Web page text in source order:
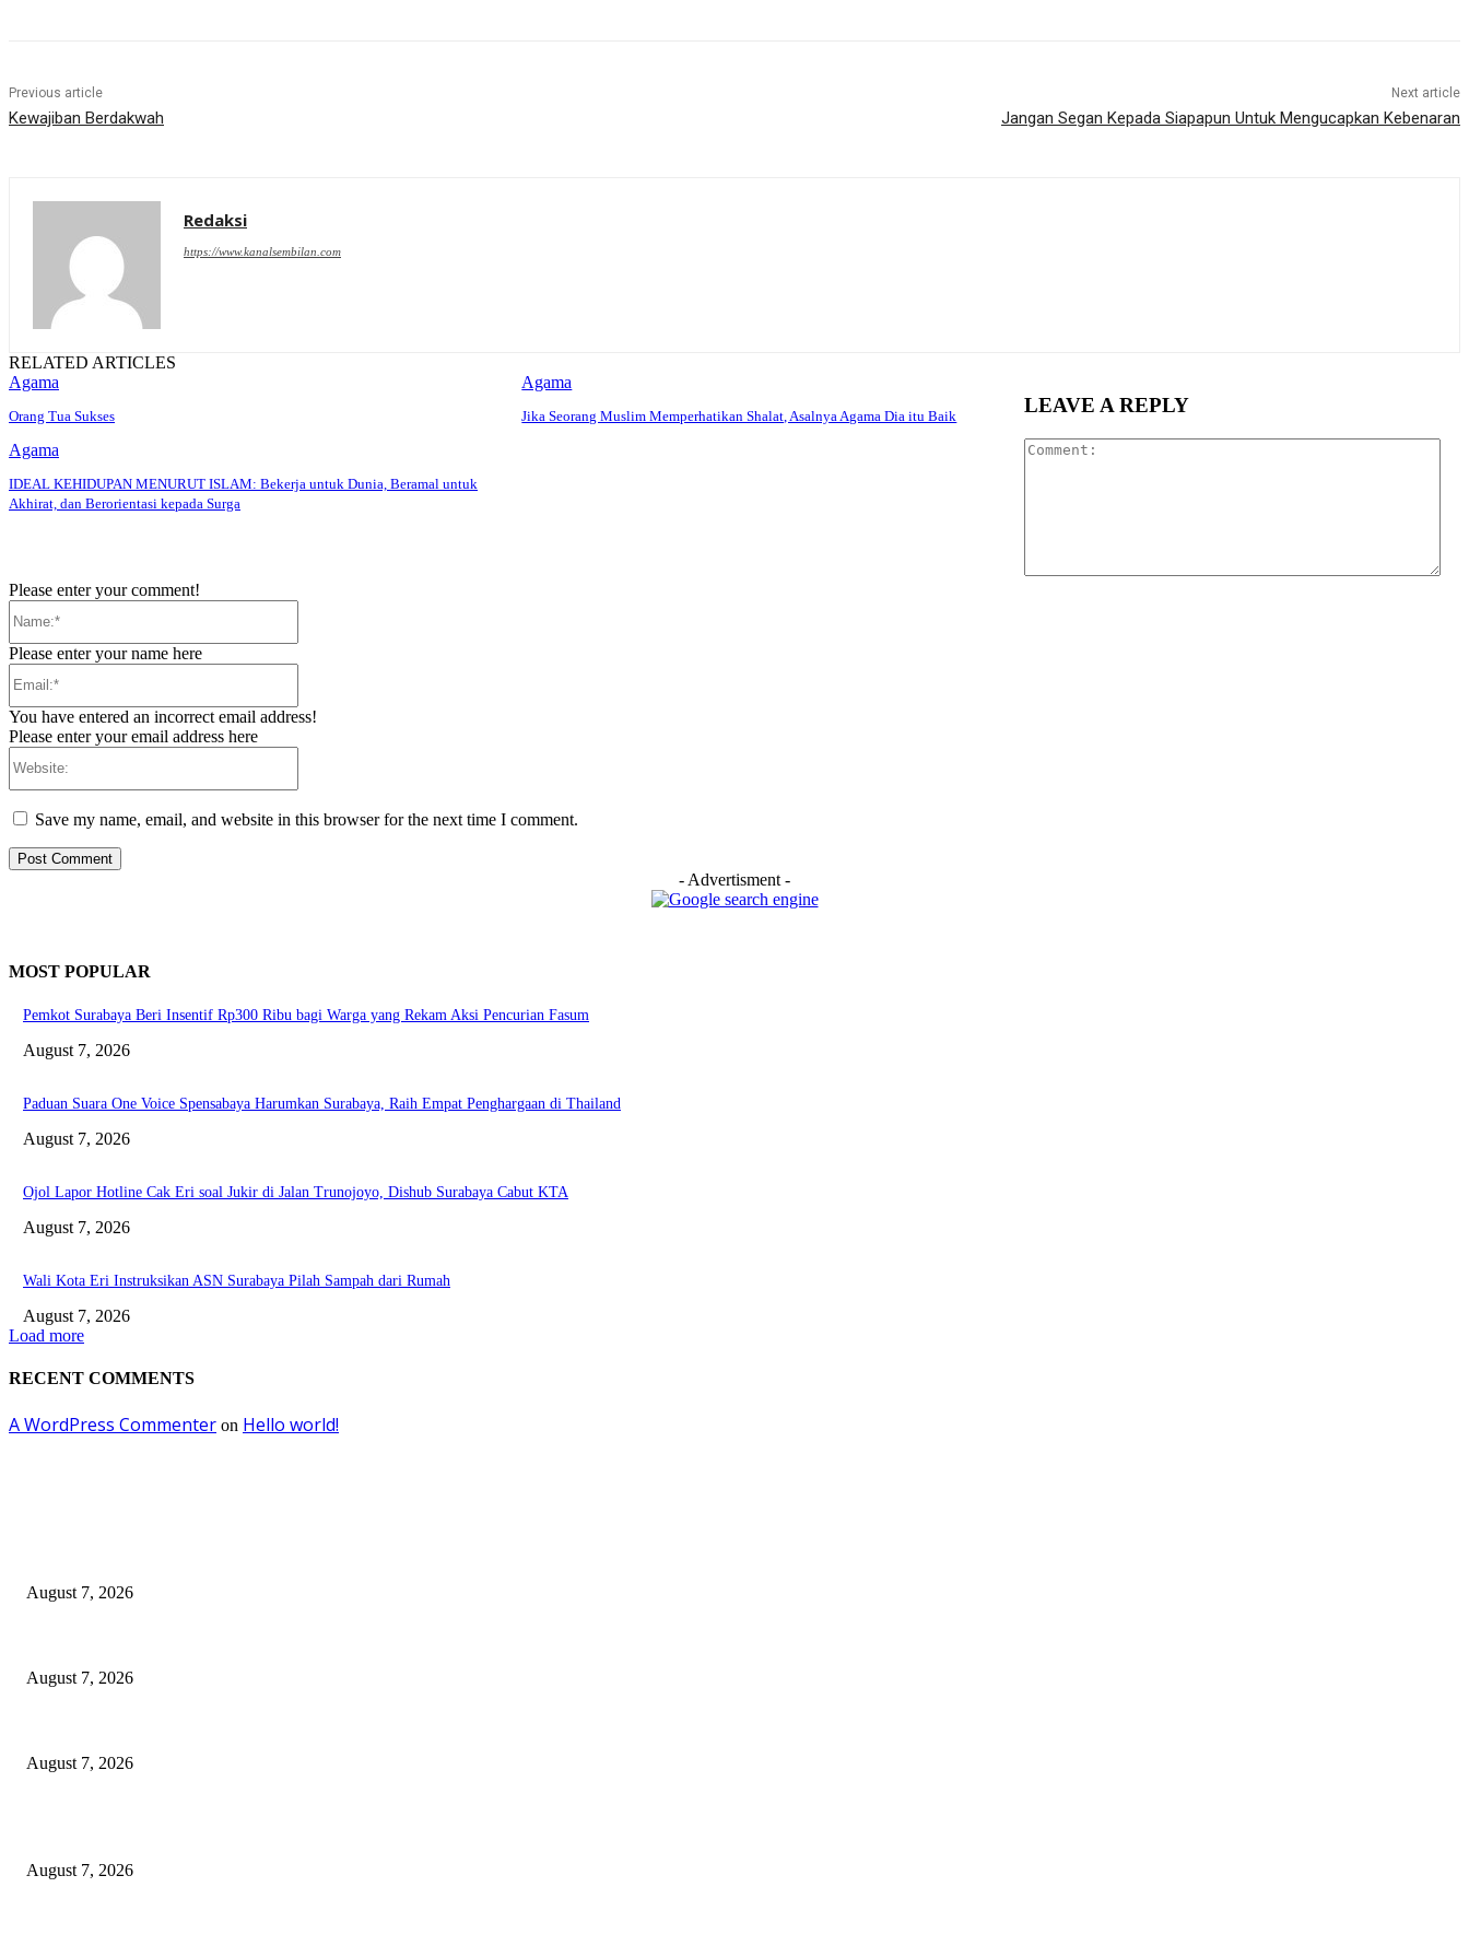
Previous article
Kewajiban Berdakwah
Next article
Jangan Segan Kepada Siapapun Untuk Mengucapkan Kebenaran
Redaksi
https://www.kanalsembilan.com
RELATED ARTICLES
Agama
Orang Tua Sukses
Agama
Jika Seorang Muslim Memperhatikan Shalat, Asalnya Agama Dia itu Baik
Agama
IDEAL KEHIDUPAN MENURUT ISLAM: Bekerja untuk Dunia, Beramal untuk
Akhirat, dan Berorientasi kepada Surga
LEAVE A REPLY
Please enter your comment!
Please enter your name here
You have entered an incorrect email address!
Please enter your email address here
Save my name, email, and website in this browser for the next time I comment.
- Advertisment -
MOST POPULAR
Pemkot Surabaya Beri Insentif Rp300 Ribu bagi Warga yang Rekam Aksi Pencurian Fasum
August 7, 2026
Paduan Suara One Voice Spensabaya Harumkan Surabaya, Raih Empat Penghargaan di Thailand
August 7, 2026
Ojol Lapor Hotline Cak Eri soal Jukir di Jalan Trunojoyo, Dishub Surabaya Cabut KTA
August 7, 2026
Wali Kota Eri Instruksikan ASN Surabaya Pilah Sampah dari Rumah
August 7, 2026
Load more
RECENT COMMENTS
A WordPress Commenter on Hello world!
August 7, 2026
August 7, 2026
August 7, 2026
August 7, 2026